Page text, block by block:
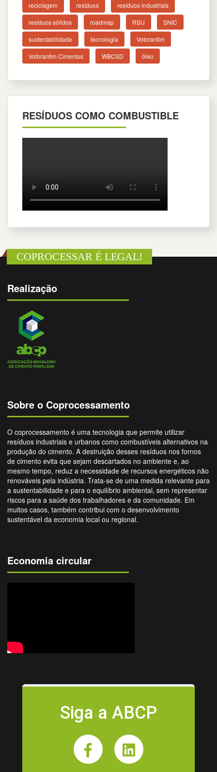
reciclagem resíduos resíduos industriais
resíduos sólidos roadmap RSU SNIC
sustentabilidade tecnologia Votorantim
Votorantim Cimentos WBCSD óleo
RESÍDUOS COMO COMBUSTIBLE
COPROCESSAR É LEGAL!
Realização
Sobre o Coprocessamento
O coprocessamento é uma tecnologia que permite utilizar
resíduos industriais e urbanos como combustíveis alternativos na
produção do cimento. A destruição desses resíduos nos fornos
de cimento evita que sejam descartados no ambiente e, ao
mesmo tempo, reduz a necessidade de recursos energéticos não
renováveis pela indústria. Trata-se de uma medida relevante para
a sustentabilidade e para o equilíbrio ambiental, sem representar
riscos para a saúde dos trabalhadores e da comunidade. Em
muitos casos, também contribui com o desenvolvimento
sustentável da economia local ou regional.
Economia circular
Siga a ABCP